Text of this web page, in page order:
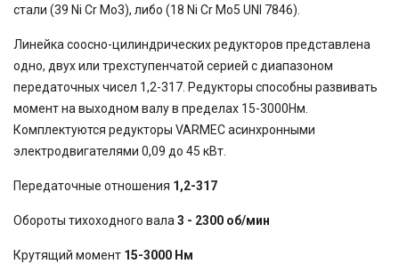
стали (39 Ni Cr Mo3), либо (18 Ni Cr Mo5 UNI 7846).
Линейка соосно-цилиндрических редукторов представлена
одно, двух или трехступенчатой серией с диапазоном
передаточных чисел 1,2-317. Редукторы способны развивать
момент на выходном валу в пределах 15-3000Нм.
Комплектуются редукторы VARMEC асинхронными
электродвигателями 0,09 до 45 кВт.
Передаточные отношения 1,2-317
Обороты тихоходного вала3 - 2300 об/мин
Крутящий момент 15-3000 Нм